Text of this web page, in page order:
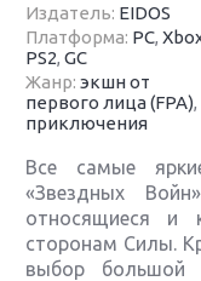
Издатель: EIDOS
Платформа: PC,
PS2,GC
Жанр:экшн от
первого лица (FPA),
приключения
Все самые
«Звездных
относящиеся и
сторонам Силы.
выбор большой